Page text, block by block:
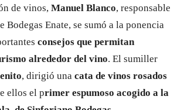
de vinos, Manuel Blanco, responsable
Bodegas Enate, se sumó a la ponencia
consejos que permitan
alrededor del vino. El sumiller
, dirigió una cata de vinos rosados
ellos el primer espumoso acogido a la